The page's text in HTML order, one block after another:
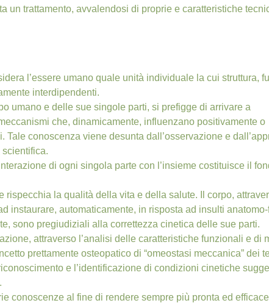
un trattamento, avvalendosi di proprie e caratteristiche
l’essere umano quale unità individuale la cui struttura,
interdipendenti.
umano e delle sue singole parti, si prefigge di arrivare a
che, dinamicamente, influenzano positivamente o
conoscenza viene desunta dall’osservazione e
di ogni singola parte con l’insieme costituisce il
rispecchia la qualità della vita e della salute. Il corpo,
instaurare, automaticamente, in risposta ad insulti
sono pregiudiziali alla correttezza cinetica delle sue parti.
attraverso l’analisi delle caratteristiche funzionali e di
prettamente osteopatico di “omeostasi meccanica” dei
e l’identificazione di condizioni cinetiche
conoscenze al fine di rendere sempre più pronta ed